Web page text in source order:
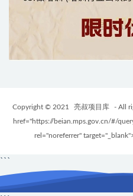
Copyright © 2021 亮叔项目库 - All
href="https://beian.mps.gov.cn/#/
rel="noreferrer"
```